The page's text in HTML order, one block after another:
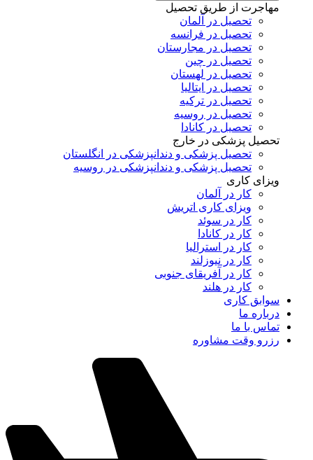
مهاجرت از طریق تحصیل
تحصیل در آلمان
تحصیل در فرانسه
تحصیل در مجارستان
تحصیل در چین
تحصیل در لهستان
تحصیل در ایتالیا
تحصیل در ترکیه
تحصیل در روسیه
تحصیل در کانادا
تحصیل پزشکی در خارج
تحصیل پزشکی و دندانپزشکی در انگلستان
تحصیل پزشکی و دندانپزشکی در روسیه
ویزای کاری
کار در آلمان
ویزای کاری اتریش
کار در سوئد
کار در کانادا
کار در استرالیا
کار در نیوزلند
کار در آفریقای جنوبی
کار در هلند
سوابق کاری
درباره ما
تماس با ما
رزرو وقت مشاوره